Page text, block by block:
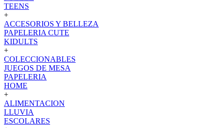
TEENS
+
ACCESORIOS Y BELLEZA
PAPELERIA CUTE
KIDULTS
+
COLECCIONABLES
JUEGOS DE MESA
PAPELERIA
HOME
+
ALIMENTACION
LLUVIA
ESCOLARES